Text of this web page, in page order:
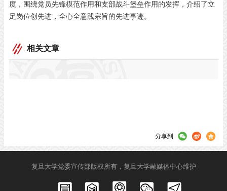
度，围绕党员先锋模范作用和支部战斗堡垒作用的发挥，介绍了立
足岗位创先进，全心全意践宗旨的先进事迹。
相关文章
分享到
复旦大学党委宣传部版权所有，复旦大学融媒体中心维护